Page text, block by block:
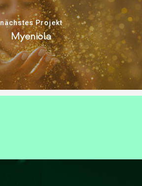
nächstes Projekt
Myeniola